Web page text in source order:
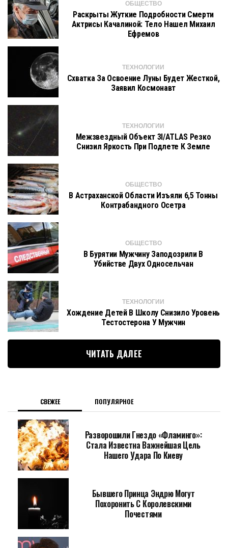
ОБЩЕСТВО
Раскрыты Жуткие Подробности Смерти
Актрисы Качалиной: Тело Нашел Михаил
Ефремов
ТЕХНОЛОГИИ
Схватка За Освоение Луны Будет Жесткой,
Заявил Космонавт
ТЕХНОЛОГИИ
Межзвездный Объект 3I/ATLAS Резко
Снизил Яркость При Подлете К Земле
ОБЩЕСТВО
В Астраханской Области Изъяли 6,5 Тонны
Контрабандного Осетра
ОБЩЕСТВО
В Бурятии Мужчину Заподозрили В
Убийстве Двух Односельчан
ТЕХНОЛОГИИ
Хождение Детей В Школу Снизило Уровень
Тестостерона У Мужчин
ЧИТАТЬ ДАЛЕЕ
СВЕЖЕЕ ПОПУЛЯРНОЕ
Разворошили Гнездо «Фламинго»:
Стала Известна Важнейшая Цель
Нашего Удара По Киеву
Бывшего Принца Эндрю Могут
Похоронить С Королевскими
Почестями